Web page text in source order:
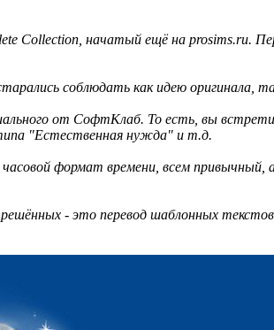
Collection, начатый ещё на prosims.ru.
соблюдать как идею оригинала,
от СофтКлаб. То есть, вы
"Естественная нужда" и т.д.
часовой формат времени, всем
- это перевод шаблонных